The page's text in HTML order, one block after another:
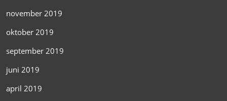
november 2019
oktober 2019
september 2019
juni 2019
april 2019